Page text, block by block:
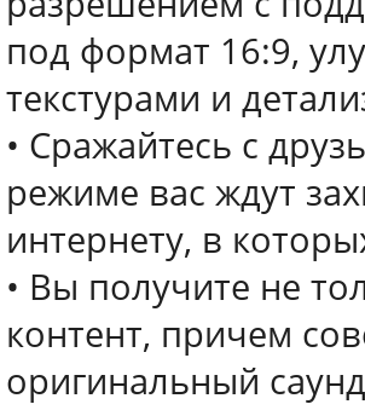
под формат 16:9,
текстурами и
• Сражайтесь с
режиме вас ждут
интернету, в
• Вы получите не
контент, причем
оригинальный